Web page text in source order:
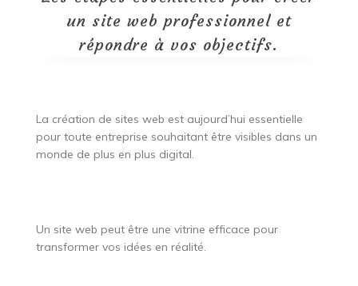
un site web professionnel et
répondre à vos objectifs.
La création de sites web est aujourd’hui essentielle
pour toute entreprise souhaitant être visibles dans un
monde de plus en plus digital.
Un site web peut être une vitrine efficace pour
transformer vos idées en réalité.